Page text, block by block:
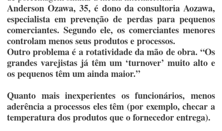
Anderson Ozawa, 35, é dono da consultoria Aozawa,
especialista em prevenção de perdas para pequenos
comerciantes. Segundo ele, os comerciantes menores
controlam menos seus produtos e processos.
Outro problema é a rotatividade da mão de obra. “Os
grandes varejistas já têm um ‘turnover’ muito alto e
os pequenos têm um ainda maior.”
Quanto mais inexperientes os funcionários, menos
aderência a processos eles têm (por exemplo, checar a
temperatura dos produtos que o fornecedor entrega).